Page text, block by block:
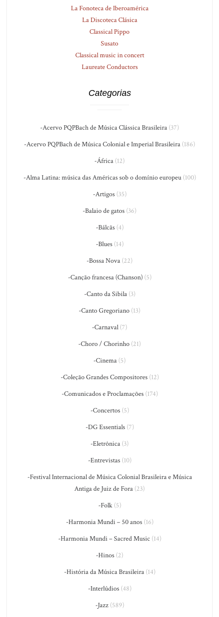
La Fonoteca de Iberoamérica
La Discoteca Clásica
Classical Pippo
Susato
Classical music in concert
Laureate Conductors
Categorias
-Acervo PQPBach de Música Clássica Brasileira (37)
-Acervo PQPBach de Música Colonial e Imperial Brasileira (186)
-África (12)
-Alma Latina: música das Américas sob o domínio europeu(100)
-Artigos(35)
-Balaio de gatos (36)
-Bálcãs(4)
-Blues(14)
-Bossa Nova (22)
-Canção francesa (Chanson)(5)
-Canto da Sibila(3)
-Canto Gregoriano (13)
-Carnaval (7)
-Choro / Chorinho (21)
-Cinema (5)
-Coleção Grandes Compositores(12)
-Comunicados e Proclamações(174)
-Concertos(5)
-DG Essentials(7)
-Eletrônica (3)
-Entrevistas(10)
-Festival Internacional de Música Colonial Brasileira e Música
Antiga de Juiz de Fora (23)
-Folk(5)
-Harmonia Mundi – 50 anos(16)
-Harmonia Mundi – Sacred Music (14)
-Hinos (2)
-História da Música Brasileira(14)
-Interlúdios(48)
-Jazz(589)